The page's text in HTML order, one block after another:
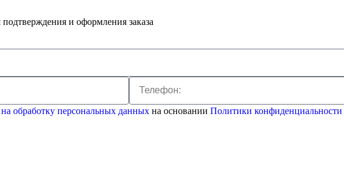
и оформления заказа
обработку персональных данных на основании Политики конфиденциальности